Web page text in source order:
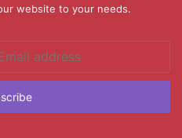
website to your needs.